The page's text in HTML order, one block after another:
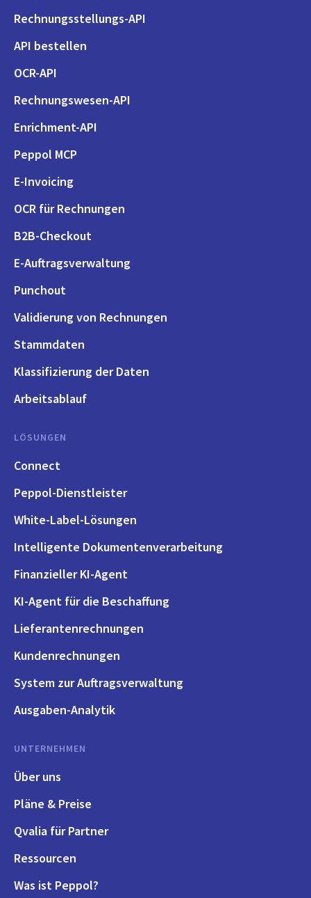
Rechnungsstellungs-API
API bestellen
OCR-API
Rechnungswesen-API
Enrichment-API
Peppol MCP
E-Invoicing
OCR für Rechnungen
B2B-Checkout
E-Auftragsverwaltung
Punchout
Validierung von Rechnungen
Stammdaten
Klassifizierung der Daten
Arbeitsablauf
LÖSUNGEN
Connect
Peppol-Dienstleister
White-Label-Lösungen
Intelligente Dokumentenverarbeitung
Finanzieller KI-Agent
KI-Agent für die Beschaffung
Lieferantenrechnungen
Kundenrechnungen
System zur Auftragsverwaltung
Ausgaben-Analytik
UNTERNEHMEN
Über uns
Pläne & Preise
Qvalia für Partner
Ressourcen
Was ist Peppol?